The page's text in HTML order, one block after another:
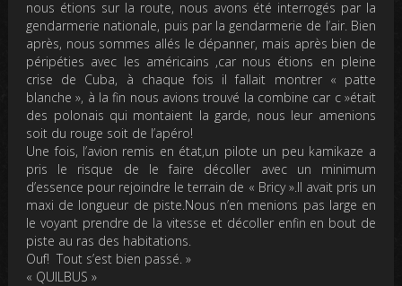
nous étions sur la route, nous avons été interrogés par la
gendarmerie nationale, puis par la gendarmerie de l’air. Bien
après, nous sommes allés le dépanner, mais après bien de
péripéties avec les américains ,car nous étions en pleine
crise de Cuba, à chaque fois il fallait montrer « patte
blanche », à la fin nous avions trouvé la combine car c »était
des polonais qui montaient la garde, nous leur amenions
soit du rouge soit de l’apéro!
Une fois, l’avion remis en état,un pilote un peu kamikaze a
pris le risque de le faire décoller avec un minimum
d’essence pour rejoindre le terrain de « Bricy ».Il avait pris un
maxi de longueur de piste.Nous n’en menions pas large en
le voyant prendre de la vitesse et décoller enfin en bout de
piste au ras des habitations.
Ouf! Tout s’est bien passé . »
« QUILBUS »